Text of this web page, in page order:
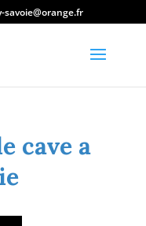
savoie@orange.fr
cave a